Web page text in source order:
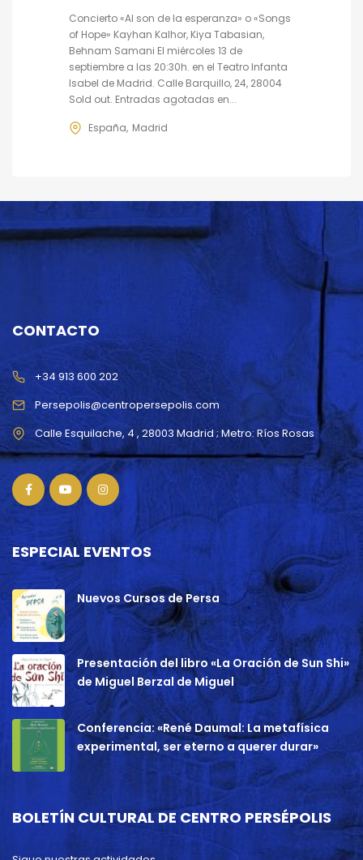
Concierto «Al son de la esperanza» o «Songs
of Hope» Kayhan Kalhor, Kiya Tabasian,
Behnam Samani El miércoles 13 de
septiembre a las 20:30h. en el Teatro Infanta
Isabel de Madrid. Calle Barquillo, 24, 28004
Sold out. Entradas agotadas en...
España Madrid
CONTACTO
Persepolis@centropersepolis.com
+34 913 600 202
ESPECIAL EVENTOS
Nuevos Cursos de Persa
Presentación del libro «La Oración de Sun Shi»
de Miguel Berzal de Miguel
Conferencia: «René Daumal: La metafísica
experimental, ser eterno a querer durar»
BOLETÍN CULTURAL DE CENTRO PERSÉPOLIS